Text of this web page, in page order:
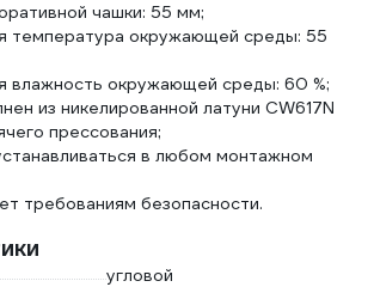
чашки: 55 мм;
температура окружающей среды: 55
влажность окружающей среды: 60 %;
из никелированной латуни CW617N
прессования;
в любом монтажном
требованиям безопасности.
угловой